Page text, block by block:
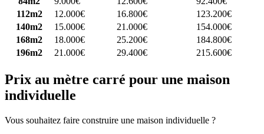
112m2
12.000€ 16.800€
123.200€
140m2
15.000€ 21.000€
154.000€
168m2
18.000€ 25.200€
184.800€
196m2
21.000€ 29.400€ 215.600€
Prix au mètre carré pour une maison
individuelle
Vous souhaitez faire construire une maison individuelle ?